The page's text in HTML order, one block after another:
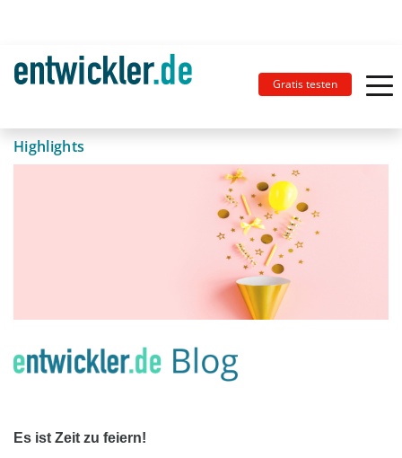
Gratis testen
Highlights
Es ist Zeit zu feiern!